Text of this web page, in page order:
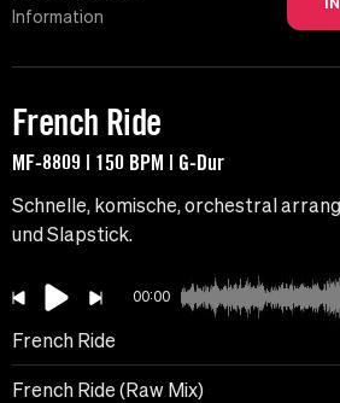
Information
French Ride
MF-8809 | 150 BPM | G-Dur
Schnelle, komische, orchestral
und Slapstick.
00:00
French Ride
French Ride (Raw Mix)